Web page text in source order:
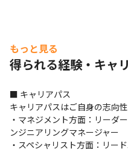
もっと見る
得られる経験・キャ
■ キャリアパス
キャリアパスはご自身の志向
・マネジメント方面：リー
ンジニアリングマネージャー
・スペシャリスト方面：リー